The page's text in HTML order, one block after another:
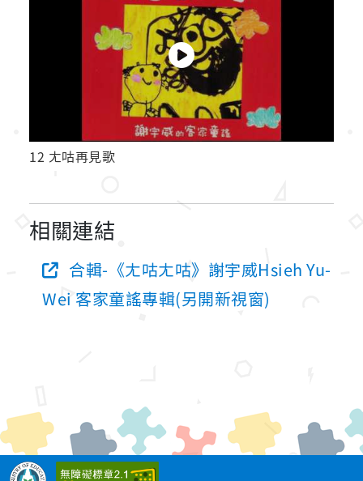
12 ㄤ咕再見歌
相關連結
合輯-《ㄤ咕ㄤ咕》謝宇威Hsieh Yu-
Wei 客家童謠專輯(另開新視窗)